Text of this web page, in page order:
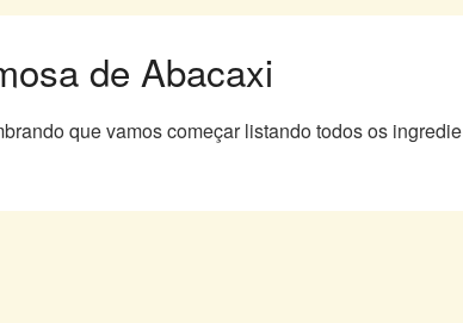
de Abacaxi
que vamos começar listando todos os